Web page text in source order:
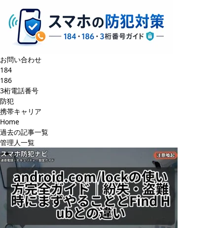
お問い合わせ
184
186
3桁電話番号
防犯
携帯キャリア
Home
過去の記事一覧
管理人一覧